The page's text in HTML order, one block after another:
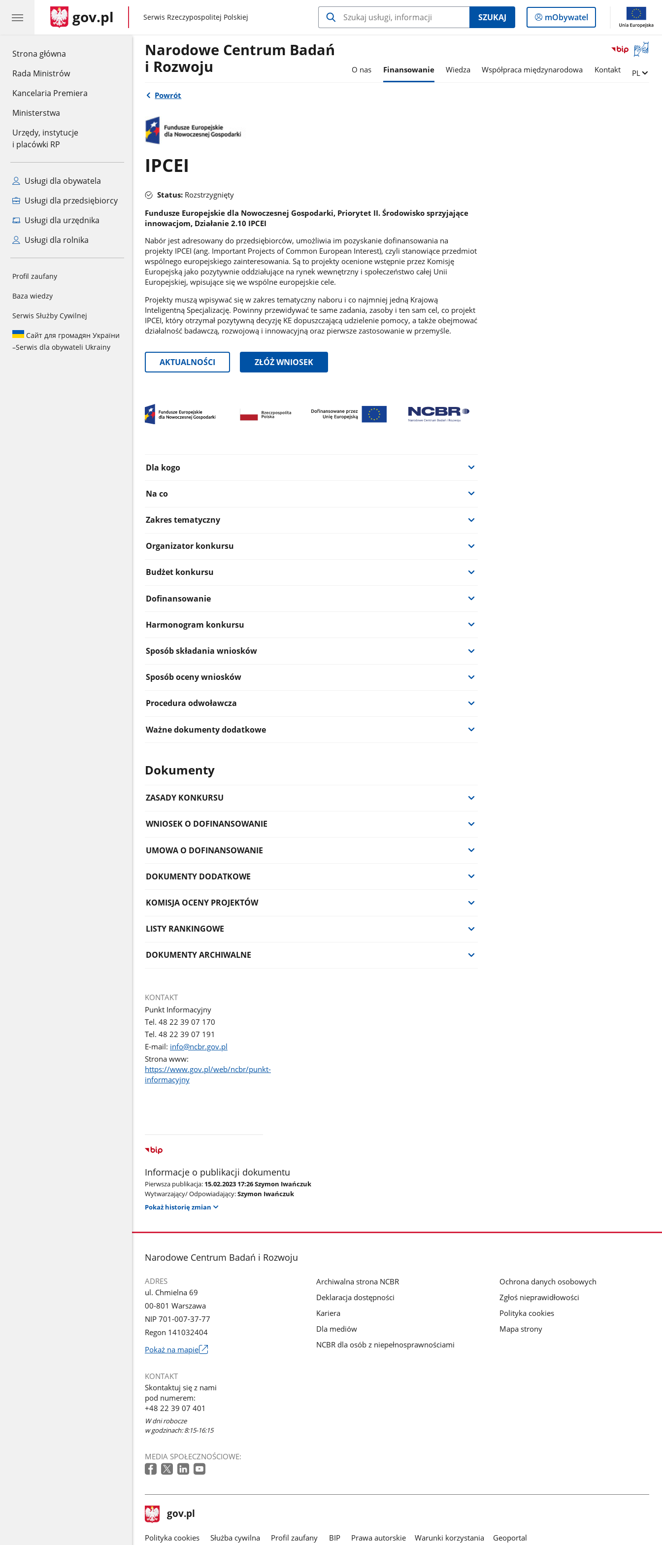
Strona główna
Rada Ministrów
Kancelaria Premiera
Ministerstwa
Urzędy, instytucje
i placówki RP
Usługi dla obywatela
Usługi dla przedsiębiorcy
Usługi dla urzędnika
Usługi dla rolnika
Profil zaufany
Baza wiedzy
Serwis Służby Cywilnej
Сайт для громадян України
–Serwis dla obywateli Ukrainy
gov.pl gov.pl
Serwis Rzeczypospolitej Polskiej SZUKAJ
Logowanie
do
mObywatel
Otwórz
okno
Narodowe Centrum Badań
i Rozwoju
O nas Finansowanie Wiedza Współpraca międzynarodowa Kontakt Zmień
PL
Powrót
IPCEI
Status:Rozstrzygnięty
Fundusze Europejskie dla Nowoczesnej Gospodarki, Priorytet II. Środowisko sprzyjające
innowacjom, Działanie 2.10 IPCEI
Nabór jest adresowany do przedsiębiorców, umożliwia im pozyskanie dofinansowania na
projekty IPCEI (ang. Important Projects of Common European Interest), czyli stanowiące przedmiot
wspólnego europejskiego zainteresowania. Są to projekty ocenione wstępnie przez Komisję
Europejską jako pozytywnie oddziałujące na rynek wewnętrzny i społeczeństwo całej Unii
Europejskiej, wpisujące się we wspólne europejskie cele.
Projekty muszą wpisywać się w zakres tematyczny naboru i co najmniej jedną Krajową
Inteligentną Specjalizację. Powinny przewidywać te same zadania, zasoby i ten sam cel, co projekt
IPCEI, który otrzymał pozytywną decyzję KE dopuszczającą udzielenie pomocy, a także obejmować
działalność badawczą, rozwojową i innowacyjną oraz pierwsze zastosowanie w przemyśle.
AKTUALNOŚCI ZŁÓŻ WNIOSEK
Dla kogo
Na co
Zakres tematyczny
Organizator konkursu
Budżet konkursu
Dofinansowanie
Harmonogram konkursu
Sposób składania wniosków
Sposób oceny wniosków
Procedura odwoławcza
Ważne dokumenty dodatkowe
Dokumenty
ZASADY KONKURSU
WNIOSEK O DOFINANSOWANIE
UMOWA O DOFINANSOWANIE
DOKUMENTY DODATKOWE
KOMISJA OCENY PROJEKTÓW
LISTY RANKINGOWE
DOKUMENTY ARCHIWALNE
KONTAKT
Punkt Informacyjny
Tel. 48 22 39 07 170
Tel. 48 22 39 07 191
E-mail: info@ncbr.gov.pl
Strona www:
https://www.gov.pl/web/ncbr/punkt-
informacyjny
Informacje o publikacji dokumentu
Pierwsza publikacja: 15.02.2023 17:26 Szymon Iwańczuk
Wytwarzający/ Odpowiadający:Szymon Iwańczuk
Pokaż historię zmian
stopka
Narodowe Centrum Badań i Rozwoju
ADRES
ul. Chmielna 69
00-801 Warszawa
NIP 701-007-37-77
Regon 141032404
Pokaż na mapie
się
w
nowym
oknie
KONTAKT
Skontaktuj się z nami
pod numerem:
+48 22 39 07 401
W dni robocze
w godzinach: 8:15-16:15
MEDIA SPOŁECZNOŚCIOWE:
Archiwalna strona NCBR
Deklaracja dostępności
Kariera
Dla mediów
NCBR dla osób z niepełnosprawnościami
Ochrona danych osobowych
Zgłoś nieprawidłowości
Polityka cookies
Mapa strony
stopka
gov.pl Strona
gov.pl
gov.pl
Polityka cookies Służba cywilna Profil zaufany BIP Prawa autorskie Warunki korzystania Geoportal